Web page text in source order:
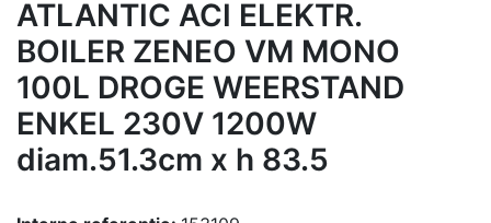
ATLANTIC ACI ELEKTR.
BOILER ZENEO VM MONO
100L DROGE WEERSTAND
ENKEL 230V 1200W
diam.51.3cm x h 83.5